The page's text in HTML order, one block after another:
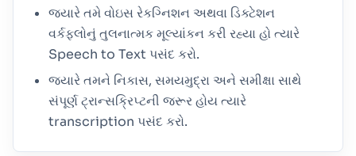
જ્યારે તમે વોઇસ રેકગ્નિશન અથવા ડિક્ટેશન
વર્કફ્લોનું તુલનાત્મક મૂલ્યાંકન કરી રહ્યા હો ત્યારે
Speech to Text પસંદ કરો.
જ્યારે તમને નિકાસ, સમયમુદ્રા અને સમીક્ષા સાથે
સંપૂર્ણ ટ્રાન્સક્રિપ્ટની જરૂર હોય ત્યારે
transcription પસંદ કરો.